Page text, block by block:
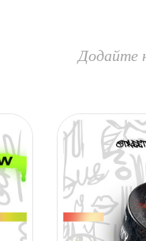
Додайте